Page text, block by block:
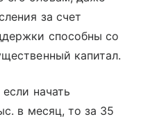
за счет
способны со
капитал.
начать
в месяц, то за 35